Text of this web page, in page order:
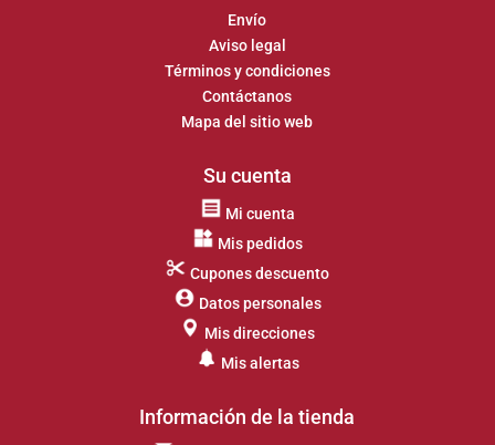
Envío
Aviso legal
Términos y condiciones
Contáctanos
Mapa del sitio web
Su cuenta
Mi cuenta
Mis pedidos
Cupones descuento
Datos personales
Mis direcciones
Mis alertas
Información de la tienda